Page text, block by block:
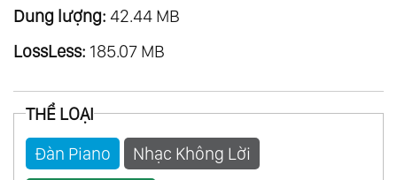
Dung lượng: 42.44 MB
LossLess: 185.07 MB
THỂ LOẠI
Đàn Piano
Nhạc Không Lời